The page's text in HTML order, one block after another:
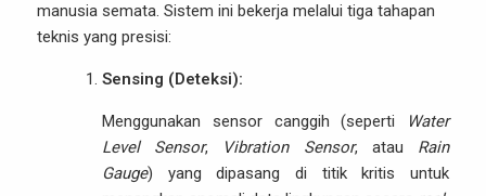
manusia semata. Sistem ini bekerja melalui tiga tahapan
teknis yang presisi:
Sensing (Deteksi):
Menggunakan sensor canggih (seperti
Water
Level Sensor, Vibration Sensor, atau Rain
Gauge) yang dipasang di titik kritis untuk